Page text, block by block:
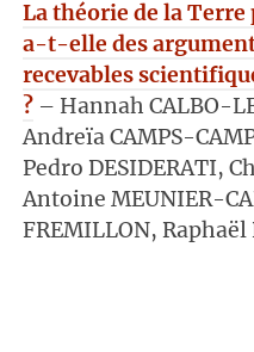
La théorie de la Terre
a-t-elle des
recevables
? – Hannah CALBO-
Andreïa CAMPS-
Pedro DESIDERATI,
Antoine MEUNIER-
FREMILLON, Raphaël